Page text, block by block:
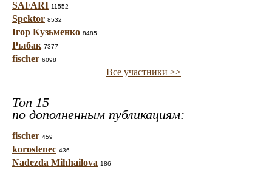
SAFARI 11552
Spektor 8532
Ігор Кузьменко 8485
Рыбак 7377
fischer 6098
Все участники >>
Топ 15
по дополненным публикациям:
fischer 459
korostenec 436
Nadezda Mihhailova 186